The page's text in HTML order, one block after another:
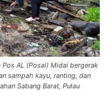
Pos AL (Posal) Midai bergerak
sampah kayu, ranting, dan
Sabang Barat, Pulau